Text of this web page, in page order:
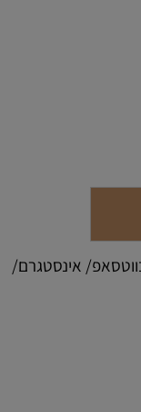
אינסטגרם/